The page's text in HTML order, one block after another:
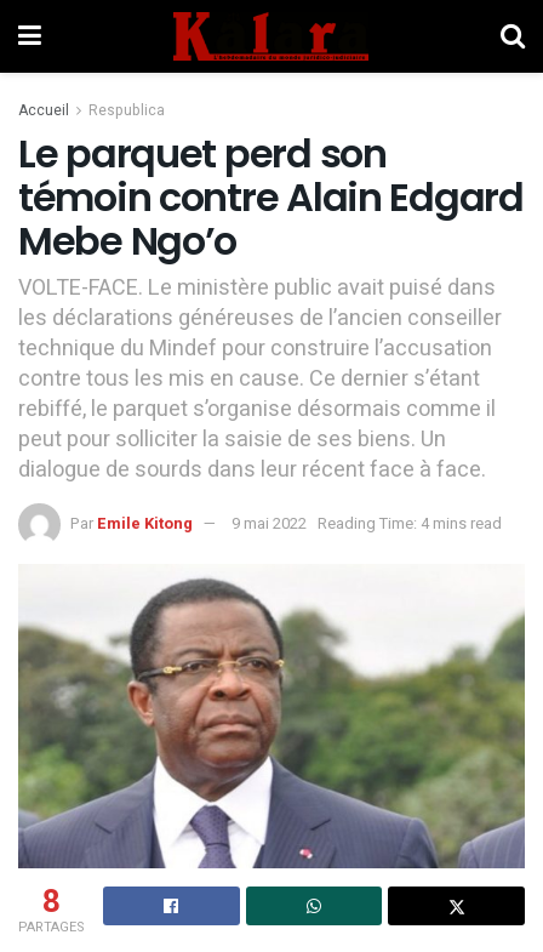
Accueil Respublica
Le parquet perd son
témoin contre Alain Edgard
Mebe Ngo’o
VOLTE-FACE. Le ministère public avait puisé dans
les déclarations généreuses de l’ancien conseiller
technique du Mindef pour construire l’accusation
contre tous les mis en cause. Ce dernier s’étant
rebiffé, le parquet s’organise désormais comme il
peut pour solliciter la saisie de ses biens. Un
dialogue de sourds dans leur récent face à face.
Par Emile Kitong 9 mai 2022 Reading Time: 4 mins read
8
PARTAGES